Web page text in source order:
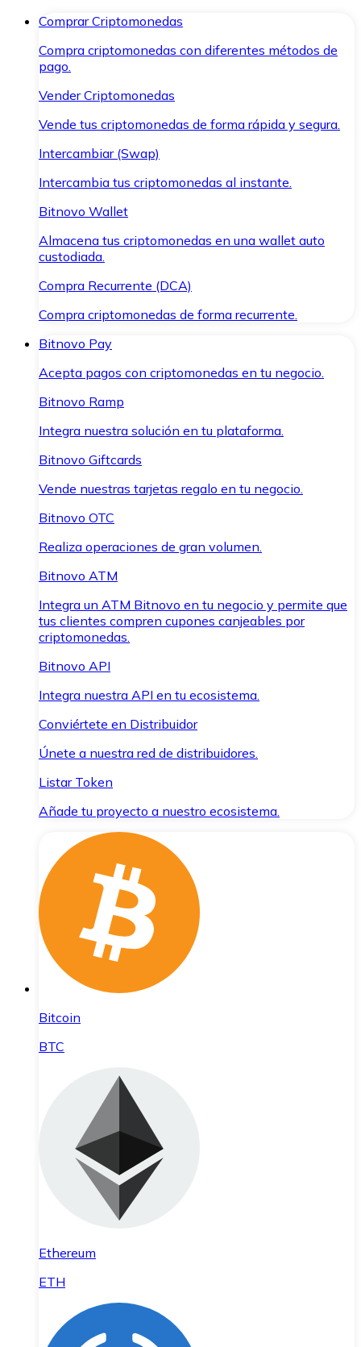
Comprar Criptomonedas
Compra criptomonedas con diferentes métodos de
pago.
Vender Criptomonedas
Vende tus criptomonedas de forma rápida y segura.
Intercambiar (Swap)
Intercambia tus criptomonedas al instante.
Bitnovo Wallet
Almacena tus criptomonedas en una wallet auto
custodiada.
Compra Recurrente (DCA)
Compra criptomonedas de forma recurrente.
Bitnovo Pay
Acepta pagos con criptomonedas en tu negocio.
Bitnovo Ramp
Integra nuestra solución en tu plataforma.
Bitnovo Giftcards
Vende nuestras tarjetas regalo en tu negocio.
Bitnovo OTC
Realiza operaciones de gran volumen.
Bitnovo ATM
Integra un ATM Bitnovo en tu negocio y permite que
tus clientes compren cupones canjeables por
criptomonedas.
Bitnovo API
Integra nuestra API en tu ecosistema.
Conviértete en Distribuidor
Únete a nuestra red de distribuidores.
Listar Token
Añade tu proyecto a nuestro ecosistema.
Bitcoin
BTC
Ethereum
ETH